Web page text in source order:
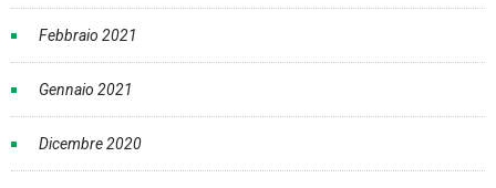
Febbraio 2021
Gennaio 2021
Dicembre 2020